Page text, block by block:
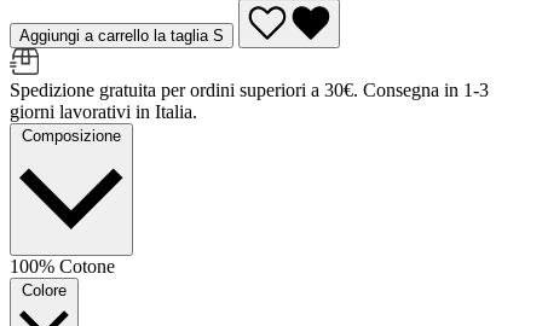
Aggiungi a carrello la taglia S
Spedizione gratuita per ordini superiori a 30€. Consegna in 1-3
giorni lavorativi in Italia.
Composizione
100% Cotone
Colore